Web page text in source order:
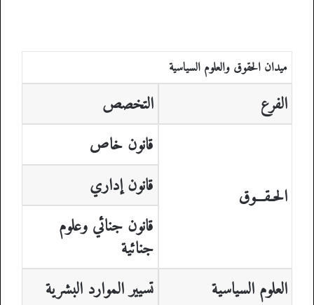
ميدان الحقوق والعلوم السياسية
الفرع التخصص
الحـقـــوق
قانون خاص
قانون إداري
قانون جنائي وعلوم
جنائية
العلوم السياسية
تسيير الموارد البشرية